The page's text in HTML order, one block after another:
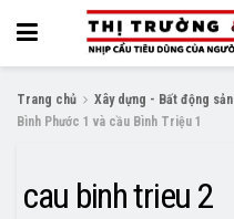
Trang chủ Xây dựng - Bất động sản
Bình Phước 1 và cầu Bình Triệu 1
cau binh trieu 2